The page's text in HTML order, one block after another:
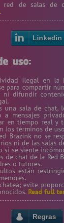
red de salas de
.
Linkedin
ilegal en la
para compartir
ni difundir
una sala de chat,
a mensajes
en tiempo real y
los términos de
Brazink no se
ni de las salas
se siente
de chat de la Red
o tutores.
están
evite
Read full
Regras